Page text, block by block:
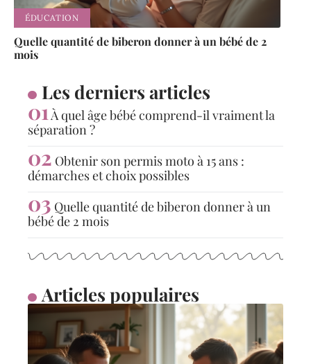
ÉDUCATION
Quelle quantité de biberon donner à un bébé de 2
mois
Les derniers articles
À quel âge bébé comprend-il vraiment la
séparation ?
Obtenir son permis moto à 15 ans :
démarches et choix possibles
Quelle quantité de biberon donner à un
bébé de 2 mois
Articles populaires